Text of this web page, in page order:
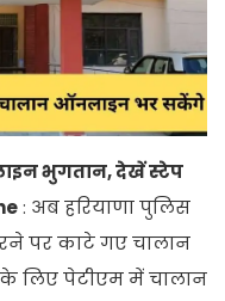
भुगतान, देखें स्टेप
: अब हरियाणा पुलिस
पर काटे गए चालान
लिए पेटीएम में चालान